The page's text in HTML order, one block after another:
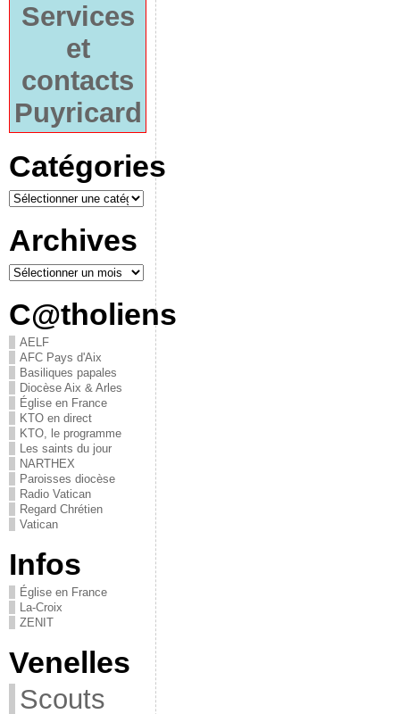
Services
et
contacts
Puyricard
Catégories
Archives
C@tholiens
AELF
AFC Pays d'Aix
Basiliques papales
Diocèse Aix & Arles
Église en France
KTO en direct
KTO, le programme
Les saints du jour
NARTHEX
Paroisses diocèse
Radio Vatican
Regard Chrétien
Vatican
Infos
Église en France
La-Croix
ZENIT
Venelles
Scouts